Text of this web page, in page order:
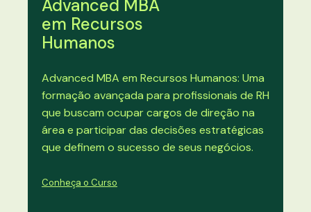
Advanced MBA
em Recursos
Humanos
Advanced MBA em Recursos Humanos: Uma
formação avançada para profissionais de RH
que buscam ocupar cargos de direção na
área e participar das decisões estratégicas
que definem o sucesso de seus negócios.
Conheça o Curso